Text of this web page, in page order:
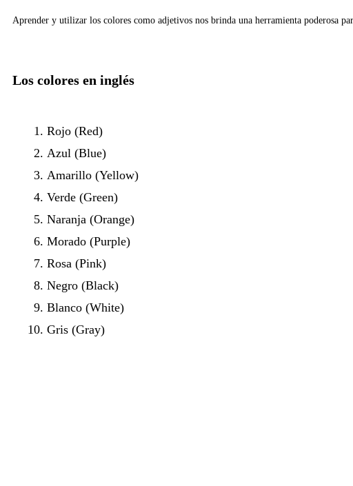
Aprender y utilizar los colores como adjetivos nos brinda una herramienta poderosa
Los colores en inglés
Rojo (Red)
Azul (Blue)
Amarillo (Yellow)
Verde (Green)
Naranja (Orange)
Morado (Purple)
Rosa (Pink)
Negro (Black)
Blanco (White)
Gris (Gray)